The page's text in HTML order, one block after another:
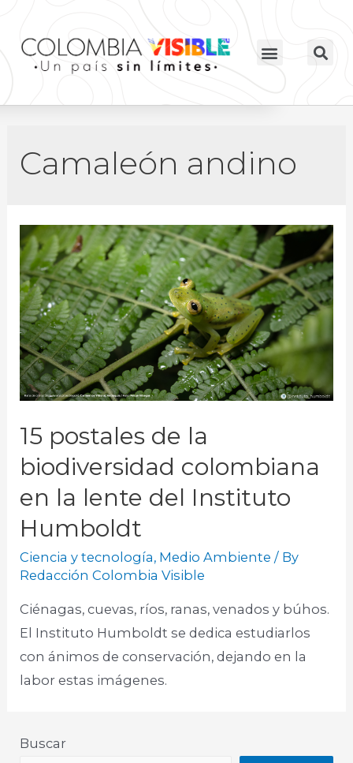
Camaleón andino
15 postales de la
biodiversidad colombiana
en la lente del Instituto
Humboldt
Ciencia y tecnología, Medio Ambiente / By
Redacción Colombia Visible
Ciénagas, cuevas, ríos, ranas, venados y búhos.
El Instituto Humboldt se dedica estudiarlos
con ánimos de conservación, dejando en la
labor estas imágenes.
Buscar